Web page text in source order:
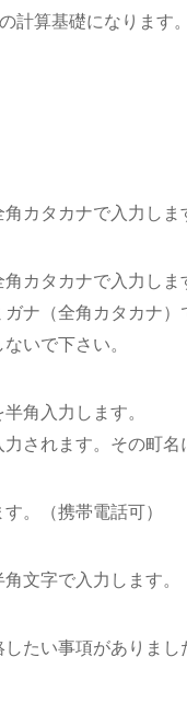
計算基礎になります。
カタカナで入力しま
カタカナで入力しま
ナ（全角カタカナ）
いで下さい。
角入力します。
されます。その町名
。（携帯電話可）
文字で入力します。
たい事項がありまし